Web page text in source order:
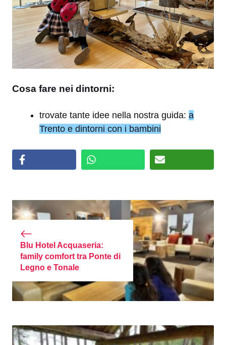
Cosa fare nei dintorni:
trovate tante idee nella nostra guida: a
Trento e dintorni con i bambini
Blu Hotel Acquaseria:
family comfort tra Ponte di
Legno e Tonale